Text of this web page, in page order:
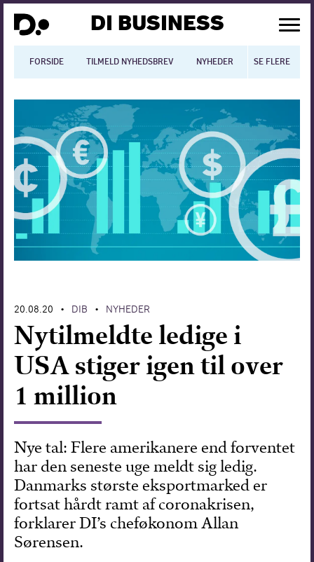
DI BUSINESS
FORSIDE TILMELD NYHEDSBREV NYHEDER BLOGS
SE FLERE
Dansk økonomi
Digitalisering
International økonomi
Arbejdsmiljø
Arbejdsmarkedet
Europapolitik
Forskning
20.08.20 • DIB • NYHEDER
Nytilmeldte ledige i
USA stiger igen til over
1 million
Nye tal: Flere amerikanere end forventet
har den seneste uge meldt sig ledig.
Danmarks største eksportmarked er
fortsat hårdt ramt af coronakrisen,
forklarer DI’s cheføkonom Allan
Sørensen.